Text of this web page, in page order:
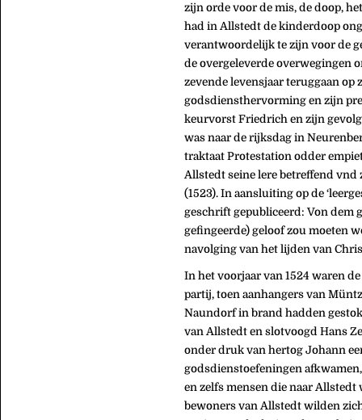
zijn orde voor de mis, de doop,
had in Allstedt de kinderdoop
verantwoordelijk te zijn voor de
de overgeleverde overwegingen
zevende levensjaar teruggaan
godsdiensthervorming en zijn
keurvorst Friedrich en zijn
was naar de rijksdag in
traktaat Protestation odder
Allstedt seine lere betreffend
(1523). In aansluiting op de
geschrift gepubliceerd: Von dem
gefingeerde) geloof zou moeten
navolging van het lijden van
In het voorjaar van 1524 waren
partij, toen aanhangers van
Naundorf in brand hadden
van Allstedt en slotvoogd Hans
onder druk van hertog Johann
godsdienstoefeningen
en zelfs mensen die naar
bewoners van Allstedt wilden